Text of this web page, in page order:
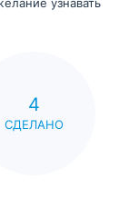
узнавать
4
СДЕЛАНО